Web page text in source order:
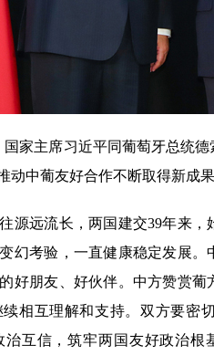
家主席习近平同葡萄牙总统德
动中葡友好合作不断取得新成
远流长，两国建交39年来，
幻考验，一直健康稳定发展
好朋友、好伙伴。中方赞赏
相互理解和支持。双方要密
互信，筑牢两国友好政治